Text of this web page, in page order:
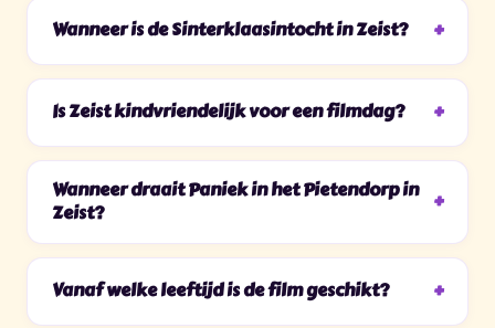
Wanneer is de Sinterklaasintocht in Zeist?
Is Zeist kindvriendelijk voor een filmdag?
Wanneer draait Paniek in het Pietendorp in
Zeist?
Vanaf welke leeftijd is de film geschikt?